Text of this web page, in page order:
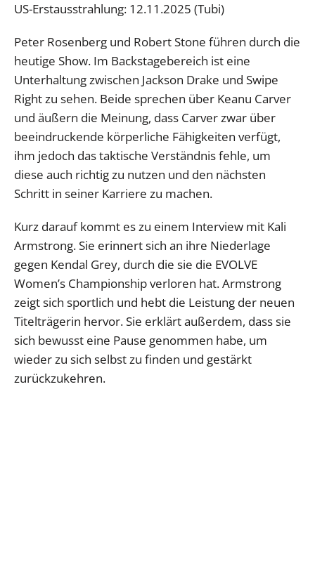
US-Erstausstrahlung: 12.11.2025 (Tubi)
Peter Rosenberg und Robert Stone führen durch die
heutige Show. Im Backstagebereich ist eine
Unterhaltung zwischen Jackson Drake und Swipe
Right zu sehen. Beide sprechen über Keanu Carver
und äußern die Meinung, dass Carver zwar über
beeindruckende körperliche Fähigkeiten verfügt,
ihm jedoch das taktische Verständnis fehle, um
diese auch richtig zu nutzen und den nächsten
Schritt in seiner Karriere zu machen.
Kurz darauf kommt es zu einem Interview mit Kali
Armstrong. Sie erinnert sich an ihre Niederlage
gegen Kendal Grey, durch die sie die EVOLVE
Women’s Championship verloren hat. Armstrong
zeigt sich sportlich und hebt die Leistung der neuen
Titelträgerin hervor. Sie erklärt außerdem, dass sie
sich bewusst eine Pause genommen habe, um
wieder zu sich selbst zu finden und gestärkt
zurückzukehren.